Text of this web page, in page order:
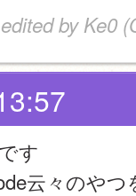
by Ke0
す
云々のや